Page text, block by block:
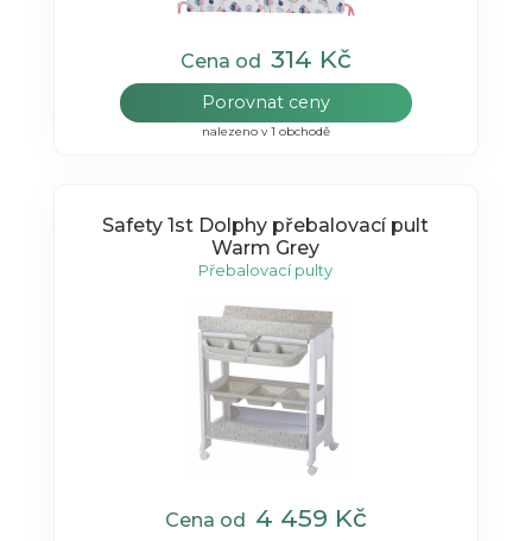
Cena od 314 Kč
Porovnat ceny
nalezeno v 1 obchodě
Safety 1st Dolphy přebalovací pult
Warm Grey
Přebalovací pulty
Cena od 4 459 Kč